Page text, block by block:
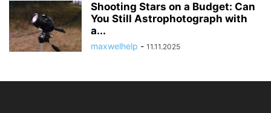
Shooting Stars on a Budget: Can
You Still Astrophotograph with
a...
maxwelhelp - 11.11.2025